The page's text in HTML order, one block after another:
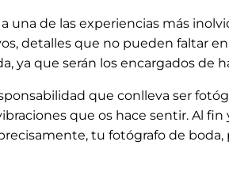
una de las experiencias más
detalles que no pueden faltar
ya que serán los encargados
que conlleva ser
que os hace sentir. Al
tu fotógrafo de